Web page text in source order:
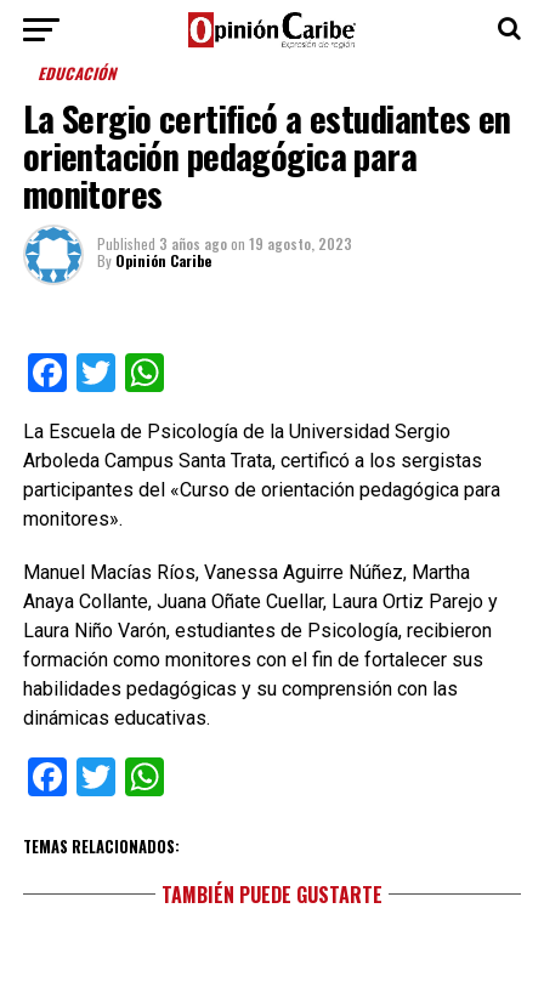
EDUCACIÓN
La Sergio certificó a estudiantes en
orientación pedagógica para
monitores
Published 3 años agoon 19 agosto, 2023
By Opinión Caribe
Facebook
TwitterWhatsApp
La Escuela de Psicología de la Universidad Sergio
Arboleda Campus Santa Trata, certificó a los sergistas
participantes del «Curso de orientación pedagógica para
monitores».​
Manuel Macías Ríos, Vanessa Aguirre Núñez, Martha
Anaya Collante, Juana Oñate Cuellar, Laura Ortiz Parejo y
Laura Niño Varón, estudiantes de Psicología, recibieron
formación como monitores con el fin de fortalecer sus
habilidades pedagógicas y su comprensión con las
dinámicas educativas.
Facebook
TwitterWhatsApp
TEMAS RELACIONADOS:
TAMBIÉN PUEDE GUSTARTE